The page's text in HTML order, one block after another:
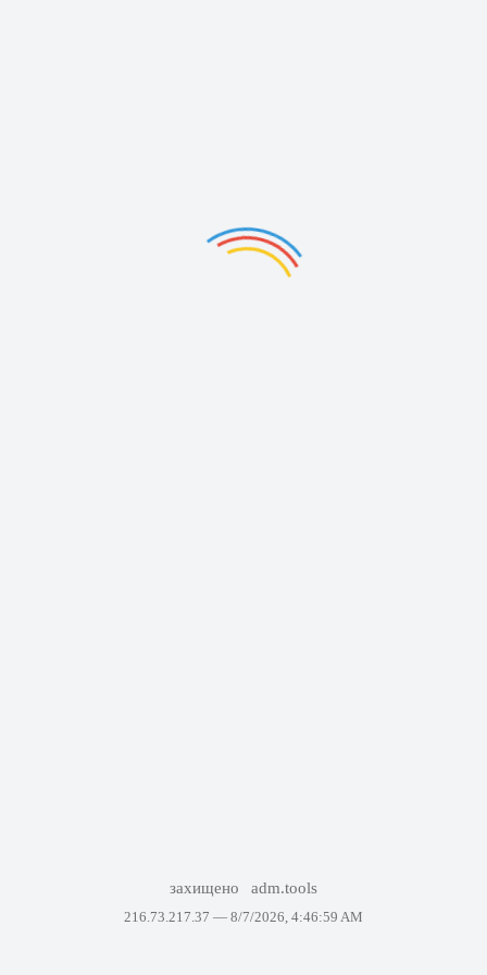
захищено adm.tools
216.73.217.37 — 8/7/2026, 4:46:59 AM